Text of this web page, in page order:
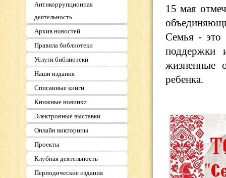
Антикоррупционная
деятельность
Архив новостей
Правила библиотеки
Услуги библиотеки
Наши издания
Списанные книги
Книжные новинки
Электронные выставки
Онлайн викторины
Проекты
Клубная деятельность
Периодические издания
15 мая
Семья - это
поддержки
жизненные
ребенка.